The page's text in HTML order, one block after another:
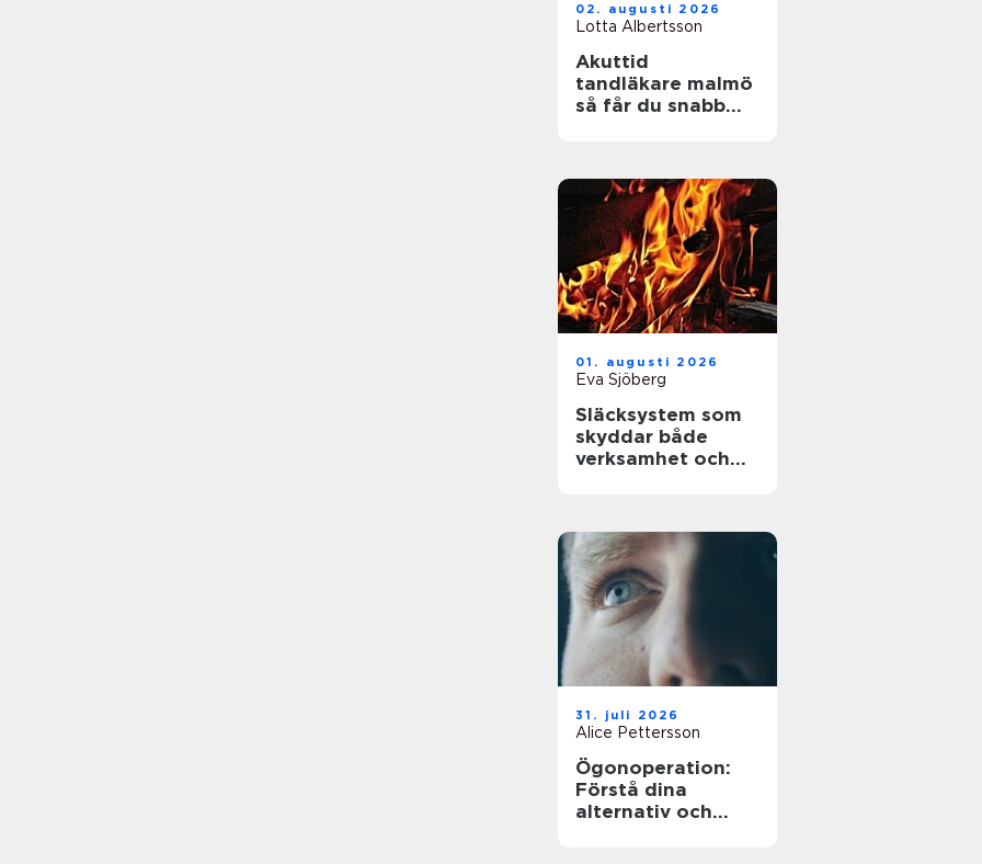
02. augusti 2026
Lotta Albertsson
Akuttid
tandläkare malmö
så får du snabb
01. augusti 2026
Eva Sjöberg
Släcksystem som
skyddar både
verksamhet och
31. juli 2026
Alice Pettersson
Ögonoperation:
Förstå dina
alternativ och